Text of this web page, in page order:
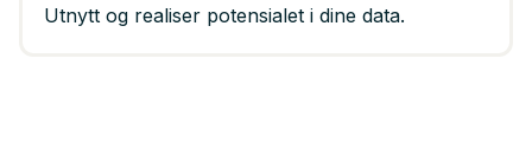
Utnytt og realiser potensialet i dine data.